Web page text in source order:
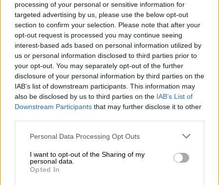
processing of your personal or sensitive information for
targeted advertising by us, please use the below opt-out
section to confirm your selection. Please note that after your
opt-out request is processed you may continue seeing
interest-based ads based on personal information utilized by
us or personal information disclosed to third parties prior to
your opt-out. You may separately opt-out of the further
disclosure of your personal information by third parties on the
IAB’s list of downstream participants. This information may
also be disclosed by us to third parties on the IAB’s List of
Downstream Participants that may further disclose it to other
Please note that this website/app uses one or more Google
not limited to your visit or usage behaviour. You may click to
grant or deny consent to Google and its third-party tags to
use your data for below specified purposes in below Google
Personal Data Processing Opt Outs
I want to opt-out of the Sharing of my
personal data.
Opted In
Ακολουθώντας την πάγια πολιτική λογική
τουαντιτρομοκρατικούνόμου ο οποίος
δημιουργεί μιακατηγορίαδιωκόμενων η
οποία βρίσκεται εκτός του νομικού δικαίου,
αφού όλοι είναι ένοχοι μέχρι αποδείξεως
του εναντίον. Η γλώσσα που μίλησε το
σύστημα έβγαλε ήδη τηνκαταδίκητης.
Έγινα έναπεριφερόμενολάφυρο προς πάσης
της λήθης. Με κρεμασμένη την ταμπέλα του
τρομοκράτη» στο παράρτημα «ένοχοι
παντόςκαιρού